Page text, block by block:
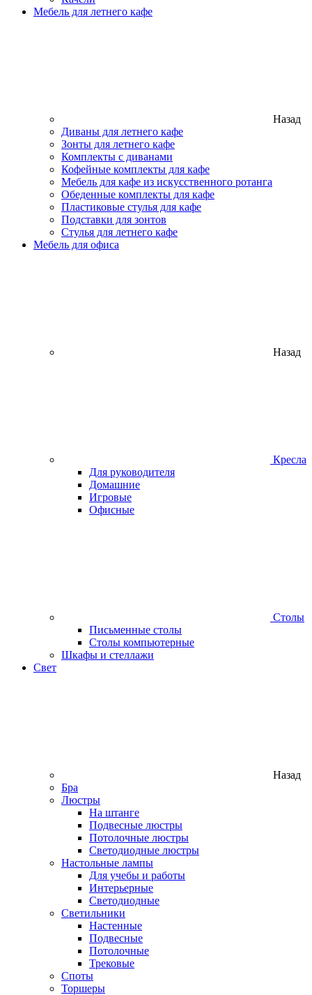
Мебель для летнего кафе
Назад
Диваны для летнего кафе
Зонты для летнего кафе
Комплекты с диванами
Кофейные комплекты для кафе
Мебель для кафе из искусственного ротанга
Обеденные комплекты для кафе
Пластиковые стулья для кафе
Подставки для зонтов
Стулья для летнего кафе
Мебель для офиса
Назад
Кресла
Для руководителя
Домашние
Игровые
Офисные
Столы
Письменные столы
Столы компьютерные
Шкафы и стеллажи
Свет
Назад
Бра
Люстры
На штанге
Подвесные люстры
Потолочные люстры
Светодиодные люстры
Настольные лампы
Для учебы и работы
Интерьерные
Светодиодные
Светильники
Настенные
Подвесные
Потолочные
Трековые
Споты
Торшеры